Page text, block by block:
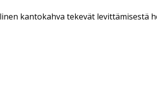
kantokahva tekevät levittämisestä